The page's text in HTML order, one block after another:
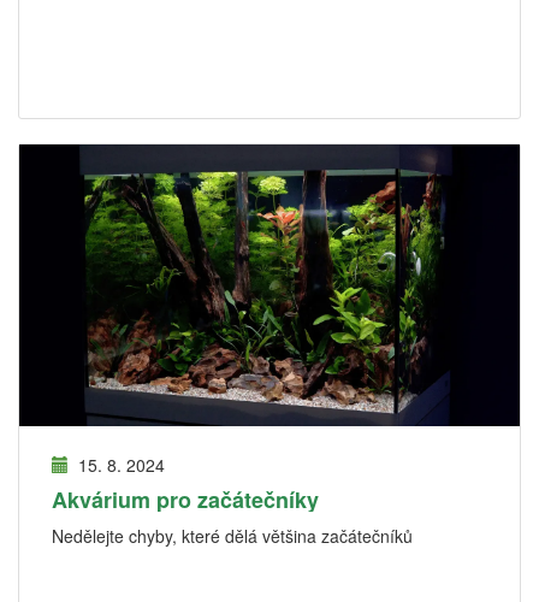
15. 8. 2024
Akvárium pro začátečníky
Nedělejte chyby, které dělá většina začátečníků